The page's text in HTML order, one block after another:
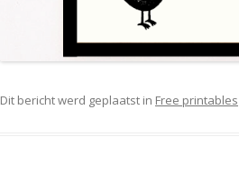
Dit bericht werd geplaatst in Free printables